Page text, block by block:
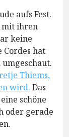
aufs Fest.
mit ihren
keine
Cordes hat
Thiems,
wird. Das
schöne
oder gerade